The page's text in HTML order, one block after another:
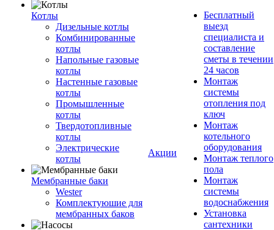
Котлы
Дизельные котлы
Комбинированные
котлы
Напольные газовые
котлы
Настенные газовые
котлы
Промышленные
котлы
Твердотопливные
котлы
Электрические
котлы
Мембранные баки
Wester
Комплектуюшие для
мембранных баков
Акции
Бесплатный
выезд
специалиста и
составление
сметы в течении
24 часов
Монтаж
системы
отопления под
ключ
Монтаж
котельного
оборудования
Монтаж теплого
пола
Монтаж
системы
водоснабжения
Установка
сантехники